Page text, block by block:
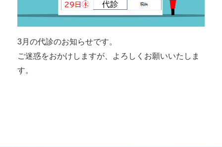
3月の代診のお知らせです。
ご迷惑をおかけしますが、よろしくお願いいたしま
す。